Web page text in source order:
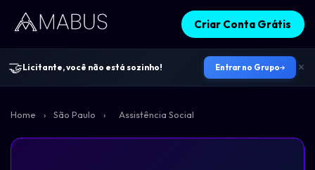
Criar Conta Grátis
🤝Licitante, você não está sozinho! Entrar no Grupo
Home › São Paulo › Assistência Social